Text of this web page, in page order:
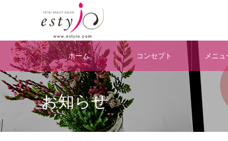
ホーム コンセプト メニ
お知らせ